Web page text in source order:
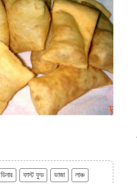
ডিনার ফাস্ট ফুড ভাজা
লাঞ্চ